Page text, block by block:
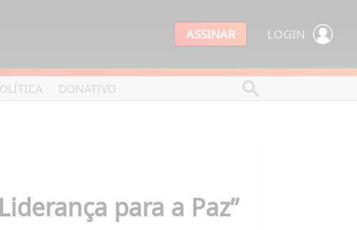
ASSINAR LOGIN
DONATIVO
para a Paz”